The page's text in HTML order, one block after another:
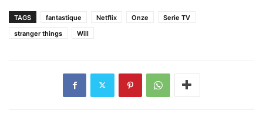
TAGS fantastique Netflix Onze
Serie TV
stranger things
Will